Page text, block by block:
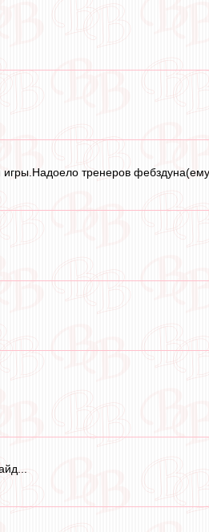
тренеров